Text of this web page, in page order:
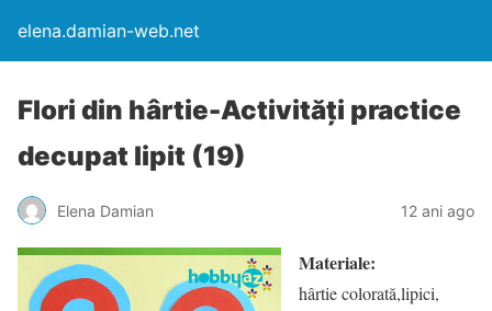
elena.damian-web.net
Flori din hârtie-Activități practice
decupat lipit (19)
Elena Damian 12 ani ago
Materiale:
hârtie colorată,lipici,